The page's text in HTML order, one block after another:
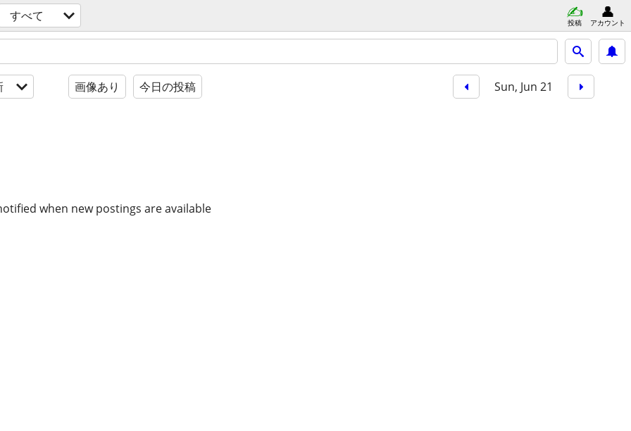
すべて 投稿 アカウント
画像あり 今日の投稿 Sun, Jun 21
when new postings are available